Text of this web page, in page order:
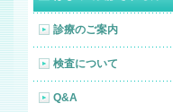
診療のご案内
検査について
Q&A